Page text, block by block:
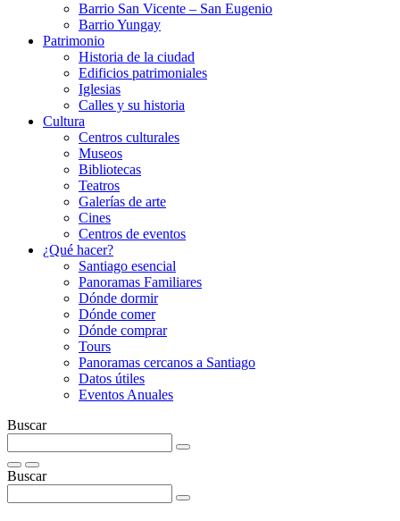
Barrio San Vicente – San Eugenio
Barrio Yungay
Patrimonio
Historia de la ciudad
Edificios patrimoniales
Iglesias
Calles y su historia
Cultura
Centros culturales
Museos
Bibliotecas
Teatros
Galerí­as de arte
Cines
Centros de eventos
¿Qué hacer?
Santiago esencial
Panoramas Familiares
Dónde dormir
Dónde comer
Dónde comprar
Tours
Panoramas cercanos a Santiago
Datos útiles
Eventos Anuales
Buscar
Buscar